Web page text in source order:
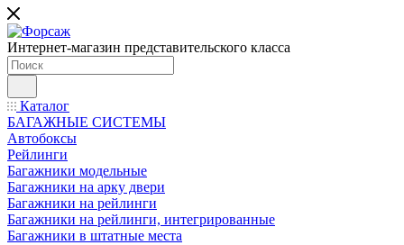
Интернет-магазин представительского класса
Каталог
БАГАЖНЫЕ СИСТЕМЫ
Автобоксы
Рейлинги
Багажники модельные
Багажники на арку двери
Багажники на рейлинги
Багажники на рейлинги, интегрированные
Багажники в штатные места